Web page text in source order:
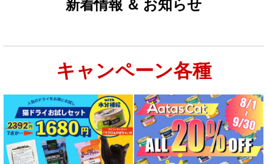
新着情報 ＆ お知らせ
キャンペーン各種